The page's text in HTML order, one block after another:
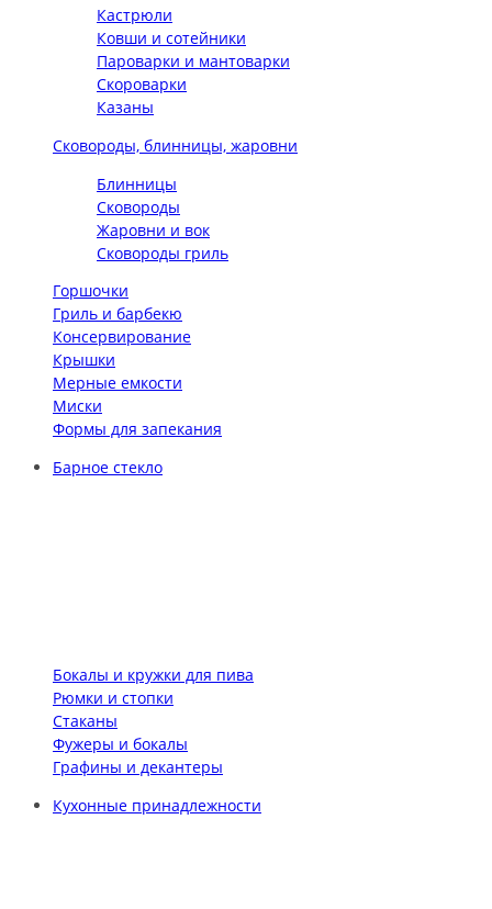
Кастрюли
Ковши и сотейники
Пароварки и мантоварки
Скороварки
Казаны
Сковороды, блинницы, жаровни
Блинницы
Сковороды
Жаровни и вок
Сковороды гриль
Горшочки
Гриль и барбекю
Консервирование
Крышки
Мерные емкости
Миски
Формы для запекания
Барное стекло
Бокалы и кружки для пива
Рюмки и стопки
Стаканы
Фужеры и бокалы
Графины и декантеры
Кухонные принадлежности